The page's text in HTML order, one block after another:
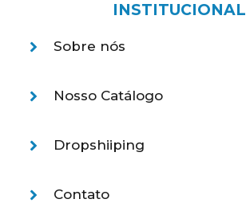
INSTITUCIONAL
Sobre nós
Nosso Catálogo
Dropshiiping
Contato